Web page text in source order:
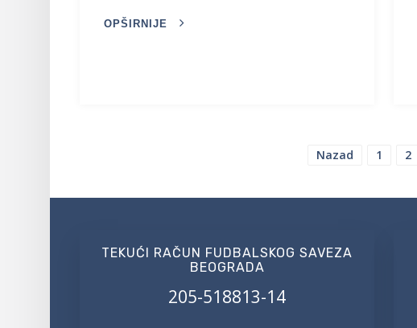
OPŠIRNIJE
Nazad 1 2
TEKUĆI RAČUN FUDBALSKOG SAVEZA
BEOGRADA
205-518813-14